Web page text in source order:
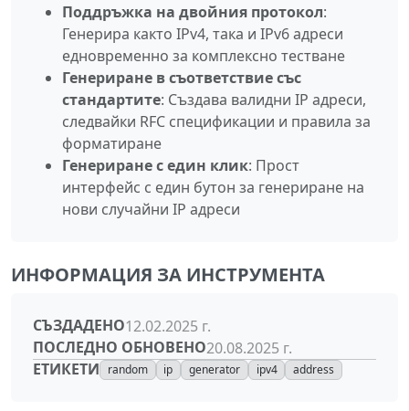
Поддръжка на двойния протокол:
Генерира както IPv4, така и IPv6 адреси
едновременно за комплексно тестване
Генериране в съответствие със
стандартите: Създава валидни IP адреси,
следвайки RFC спецификации и правила за
форматиране
Генериране с един клик: Прост
интерфейс с един бутон за генериране на
нови случайни IP адреси
ИНФОРМАЦИЯ ЗА ИНСТРУМЕНТА
СЪЗДАДЕНО12.02.2025 г.
ПОСЛЕДНО ОБНОВЕНО20.08.2025 г.
ЕТИКЕТИ
random ip generator ipv4 address